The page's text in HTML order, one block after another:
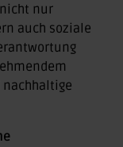
nur
auch soziale